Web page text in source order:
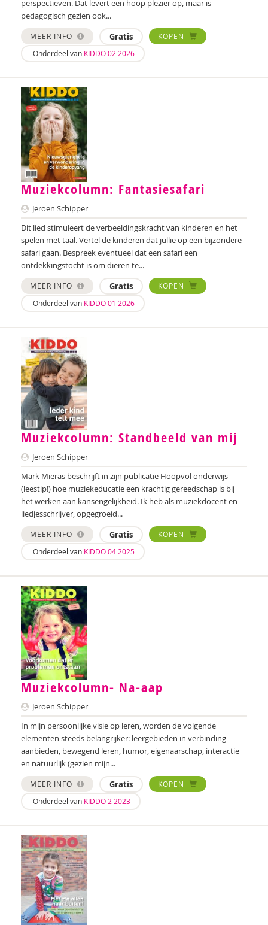
Zeina Bassa
Laura Batstra
Rebecca Beck
Maria Hetty van den Berg
Remco van den Berg
Brenda Berns
Annemiek van Beurden
Anne Bijsterbosch
Mascha Boelaars
Marieke Boelhouwer
Jolien Boksebeld
Annerieke Boland
Marianne Boogaard
Chantal Booi
Rhodé van den Born
Caroline Boudry
Karin Brandt
Maryse Broek
Marik Broere
Lola Brouwer
Ed Buitenhek
Wouter Bulckaert
Jeanet Bus
Johnny van Cadsand
Nathalie Camacho
Fanny Cattenstart
Margriet Chorus
Lieve Claeys
Wilmie Colbers
Mirjam Companjen
Leony Coppens
Ietje Corman
Ashley Cowles
Jessica Crezee
Resi Damhuis
Mireille David
Annika de Haan
perspectieven. Dat levert een hoop plezier op, maar is
pedagogisch gezien ook...
MEER INFO Gratis
KOPEN
Onderdeel van KIDDO 02 2026
Muziekcolumn: Fantasiesafari
Jeroen Schipper
Dit lied stimuleert de verbeeldingskracht van kinderen en het
spelen met taal. Vertel de kinderen dat jullie op een bijzondere
safari gaan. Bespreek eventueel dat een safari een
ontdekkingstocht is om dieren te...
MEER INFO Gratis
KOPEN
Onderdeel van KIDDO 01 2026
Muziekcolumn: Standbeeld van mij
Jeroen Schipper
Mark Mieras beschrijft in zijn publicatie Hoopvol onderwijs
(leestip!) hoe muziekeducatie een krachtig gereedschap is bij
het werken aan kansengelijkheid. Ik heb als muziekdocent en
liedjesschrijver, opgegroeid...
MEER INFO Gratis
KOPEN
Onderdeel van KIDDO 04 2025
Muziekcolumn- Na-aap
Jeroen Schipper
In mijn persoonlijke visie op leren, worden de volgende
elementen steeds belangrijker: leergebieden in verbinding
aanbieden, bewegend leren, humor, eigenaarschap, interactie
en natuurlijk (gezien mijn...
MEER INFO Gratis
KOPEN
Onderdeel van KIDDO 2 2023